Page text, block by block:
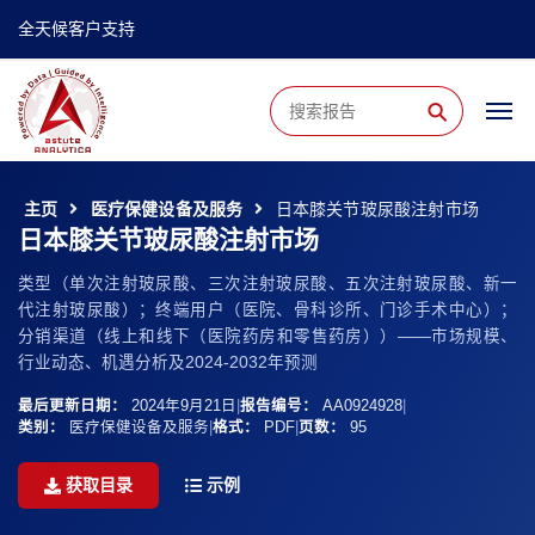
全天候客户支持
⚲
主页 医疗保健设备及服务 日本膝关节玻尿酸注射市场
日本膝关节玻尿酸注射市场
类型（单次注射玻尿酸、三次注射玻尿酸、五次注射玻尿酸、新一
代注射玻尿酸）；终端用户（医院、骨科诊所、门诊手术中心）；
分销渠道（线上和线下（医院药房和零售药房））——市场规模、
行业动态、机遇分析及2024-2032年预测
最后更新日期： 2024年9月21日 报告编号： AA0924928
类别：
医疗保健设备及服务 格式： PDF 页数： 95
获取目录 示例